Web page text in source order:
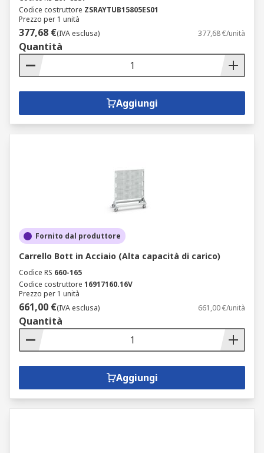
Codice costruttore ZSRAYTUB15805ES01
Prezzo per 1 unità
377,68 €(IVA esclusa) 377,68 €/unità
Quantità
Aggiungi
Fornito dal produttore
Carrello Bott in Acciaio (Alta capacità di carico)
Codice RS 660-165
Codice costruttore 16917160.16V
Prezzo per 1 unità
661,00 €(IVA esclusa) 661,00 €/unità
Quantità
Aggiungi